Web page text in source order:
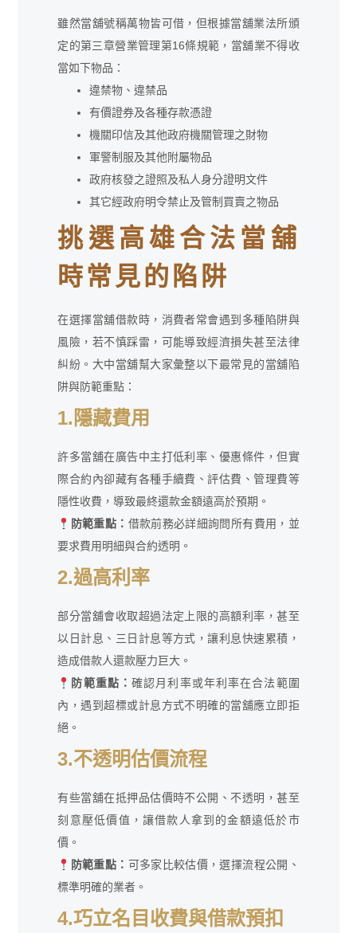
雖然當舖號稱萬物皆可借，但根據當舖業法所頒
定的第三章營業管理第16條規範，當舖業不得收
當如下物品：
違禁物、違禁品
有價證券及各種存款憑證
機關印信及其他政府機關管理之財物
軍警制服及其他附屬物品
政府核發之證照及私人身分證明文件
其它經政府明令禁止及管制買賣之物品
挑選高雄合法當舖
時常見的陷阱
在選擇當舖借款時，消費者常會遇到多種陷阱與
風險，若不慎踩雷，可能導致經濟損失甚至法律
糾紛。大中當舖幫大家彙整以下最常見的當舖陷
阱與防範重點：
1.隱藏費用
許多當舖在廣告中主打低利率、優惠條件，但實
際合約內卻藏有各種手續費、評估費、管理費等
隱性收費，導致最終還款金額遠高於預期。
防範重點： 借款前務必詳細詢問所有費用，並
要求費用明細與合約透明。
2.過高利率
部分當舖會收取超過法定上限的高額利率，甚至
以日計息、三日計息等方式，讓利息快速累積，
造成借款人還款壓力巨大。
防範重點：確認月利率或年利率在合法範圍
內，遇到超標或計息方式不明確的當舖應立即拒
絕。
3.不透明估價流程
有些當舖在抵押品估價時不公開、不透明，甚至
刻意壓低價值，讓借款人拿到的金額遠低於市
價。
防範重點： 可多家比較估價，選擇流程公開、
標準明確的業者。
4.巧立名目收費與借款預扣